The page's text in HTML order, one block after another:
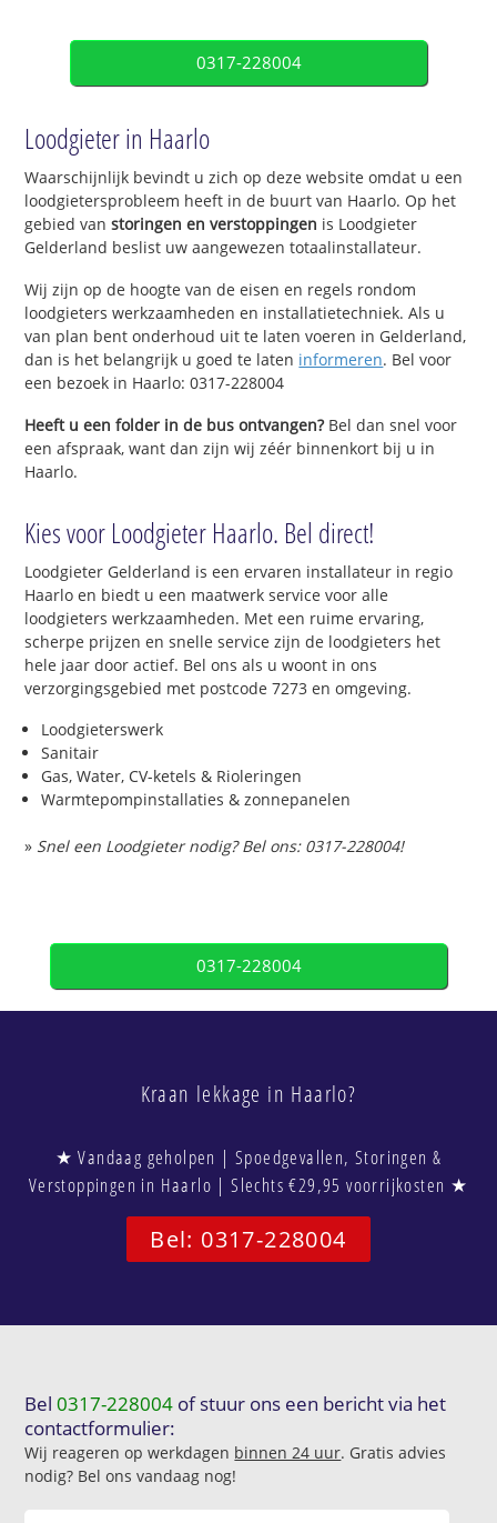
0317-228004
Loodgieter in Haarlo
Waarschijnlijk bevindt u zich op deze website omdat u een
loodgietersprobleem heeft in de buurt van Haarlo. Op het
gebied vanstoringen en verstoppingen is Loodgieter
Gelderland beslist uw aangewezen totaalinstallateur.
Wij zijn op de hoogte van de eisen en regels rondom
loodgieters werkzaamheden en installatietechniek. Als u
van plan bent onderhoud uit te laten voeren in Gelderland,
dan is het belangrijk u goed te laten informeren. Bel voor
een bezoek in Haarlo: 0317-228004
Heeft u een folder in de bus ontvangen?Bel dan snel voor
een afspraak, want dan zijn wij zéér binnenkort bij u in
Haarlo.
Kies voor Loodgieter Haarlo. Bel direct!
Loodgieter Gelderland is een ervaren installateur in regio
Haarlo en biedt u een maatwerk service voor alle
loodgieters werkzaamheden. Met een ruime ervaring,
scherpe prijzen en snelle service zijn de loodgieters het
hele jaar door actief. Bel ons als u woont in ons
verzorgingsgebied met postcode 7273 en omgeving.
Loodgieterswerk
Sanitair
Gas, Water, CV-ketels & Rioleringen
Warmtepompinstallaties & zonnepanelen
» Snel een Loodgieter nodig? Bel ons: 0317-228004!
0317-228004
Kraan lekkage in Haarlo?
★ Vandaag geholpen | Spoedgevallen, Storingen &
Verstoppingen in Haarlo | Slechts €29,95 voorrijkosten ★
Bel: 0317-228004
Bel0317-228004 of stuur ons een bericht via het
contactformulier:
Wij reageren op werkdagen binnen 24 uur. Gratis advies
nodig? Bel ons vandaag nog!